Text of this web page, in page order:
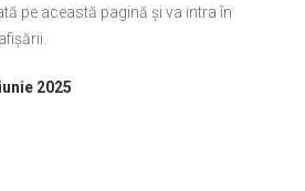
pe această pagină și va intra în
2025